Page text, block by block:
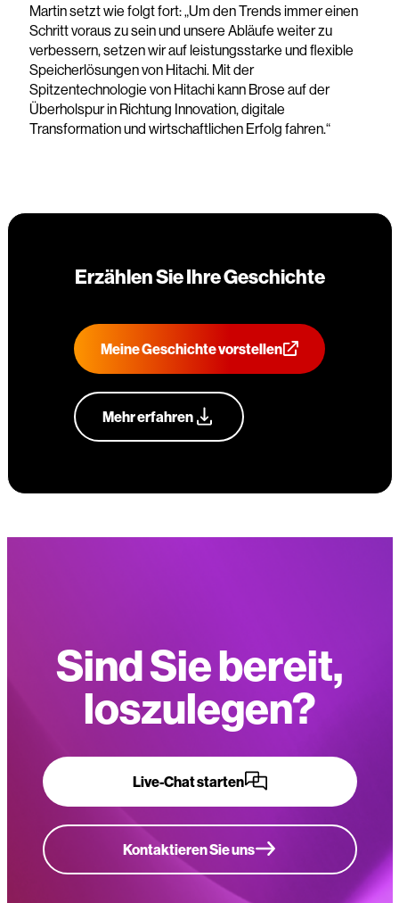
Martin setzt wie folgt fort: „Um den Trends immer einen
Schritt voraus zu sein und unsere Abläufe weiter zu
verbessern, setzen wir auf leistungsstarke und flexible
Speicherlösungen von Hitachi. Mit der
Spitzentechnologie von Hitachi kann Brose auf der
Überholspur in Richtung Innovation, digitale
Transformation und wirtschaftlichen Erfolg fahren.“
Erzählen Sie Ihre Geschichte
Meine Geschichte vorstellen
Mehr erfahren
Sind Sie bereit,
loszulegen?
Live-Chat starten
Kontaktieren Sie uns